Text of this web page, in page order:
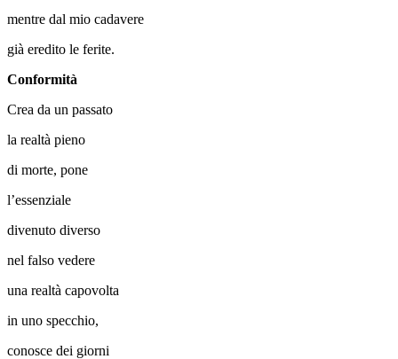
mentre dal mio cadavere
già eredito le ferite.
Conformità
Crea da un passato
la realtà pieno
di morte, pone
l’essenziale
divenuto diverso
nel falso vedere
una realtà capovolta
in uno specchio,
conosce dei giorni